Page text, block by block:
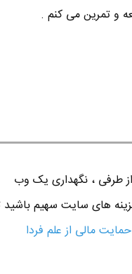
و تمرین می کنم .
طرفی ، نگهداری یک وب
های سایت سهیم باشید
حمایت مالی از علم فردا